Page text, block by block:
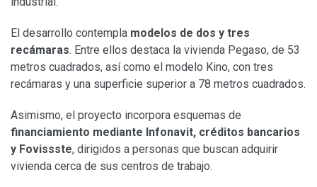
El desarrollo contempla modelos de dos y tres
recámaras. Entre ellos destaca la vivienda Pegaso, de 53
metros cuadrados, así como el modelo Kino, con tres
recámaras y una superficie superior a 78 metros cuadrados.
Asimismo, el proyecto incorpora esquemas de
financiamiento mediante Infonavit, créditos bancarios
y Fovissste, dirigidos a personas que buscan adquirir
vivienda cerca de sus centros de trabajo.